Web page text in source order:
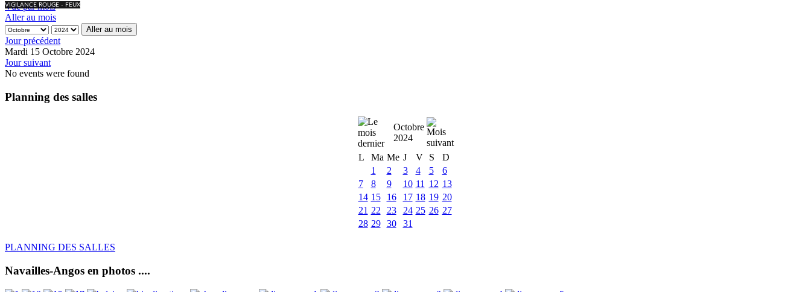
VIGILANCE ROUGE - FEUX
Vue par mois
Aller au mois
Aller au mois
Jour précédent
Mardi 15 Octobre 2024
Jour suivant
No events were found
Planning des salles
Octobre
2024
L
Ma Me J V S
D
1
2 3 4 5
6
7
8 9 10 11 12 13
14 15 16 17 18 19 20
21 22 23 24 25 26 27
28 29 30 31
PLANNING DES SALLES
Navailles-Angos en photos ....